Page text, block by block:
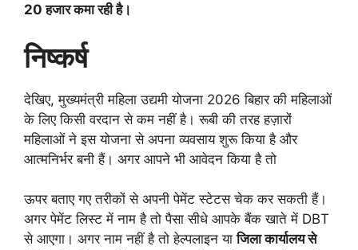
20 हजार कमा रही है।
निष्कर्ष
देखिए, मुख्यमंत्री महिला उद्यमी योजना 2026 बिहार की महिलाओं
के लिए किसी वरदान से कम नहीं है। रूबी की तरह हज़ारों
महिलाओं ने इस योजना से अपना व्यवसाय शुरू किया है और
आत्मनिर्भर बनी हैं। अगर आपने भी आवेदन किया है तो
ऊपर बताए गए तरीकों से अपनी पेमेंट स्टेटस चेक कर सकती हैं।
अगर पेमेंट लिस्ट में नाम है तो पैसा सीधे आपके बैंक खाते में DBT
से आएगा। अगर नाम नहीं है तो हेल्पलाइन याजिला कार्यालय से